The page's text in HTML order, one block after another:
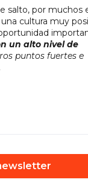
salto, por muchos
cultura muy
un alto nivel de
puntos fuertes e